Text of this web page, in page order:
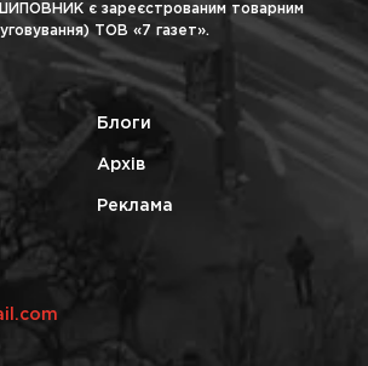
є зареєстрованим товарним
ТОВ «7 газет».
Блоги
Архів
Реклама